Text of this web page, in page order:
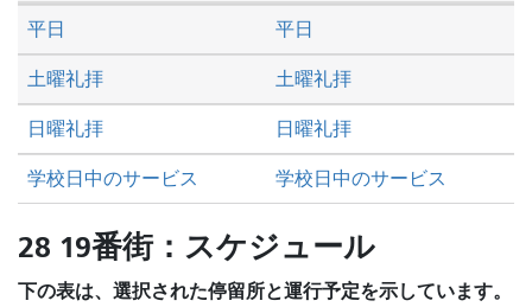
土曜礼拝 土曜礼拝
日曜礼拝 日曜礼拝
平日 平日
学校日中のサービス 学校日中のサービス
28 19番街：スケジュール
下の表は、選択された停留所と運行予定を示しています。